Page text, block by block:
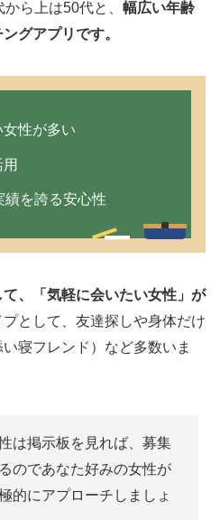
ら上は50代と、 幅広い年齢
グアプリです。
性が多い
績を誇る安心性
、「気軽に会いたい女性」が
として、友達探しや身体だけ
寝フレンド）など多数いま
は掲示板を見れば、募集
のであなた好みの女性が
的にアプローチしましょ